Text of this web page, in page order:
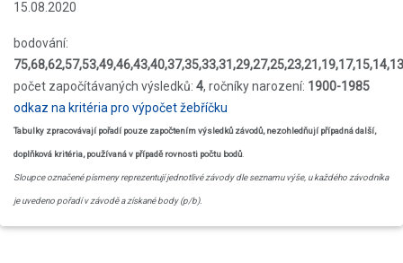
15.08.2020
bodování:
počet započítávaných výsledků: 4, ročníky narození: 1900-1985
odkaz na kritéria pro výpočet žebříčku
Tabulky zpracovávají pořadí pouze započtením výsledků závodů, nezohledňují případná další,
doplňková kritéria, používaná v případě rovnosti počtu bodů.
Sloupce označené písmeny reprezentují jednotlivé závody dle seznamu výše, u každého závodníka
je uvedeno pořadí v závodě a získané body (p/b).